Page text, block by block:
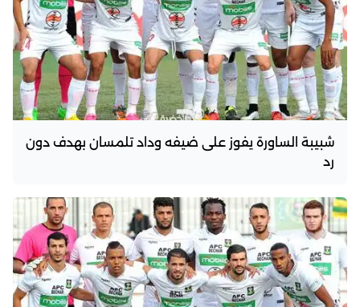
شبيبة الساورة يفوز على ضيفه وداد تلمسان بهدف دون
رد